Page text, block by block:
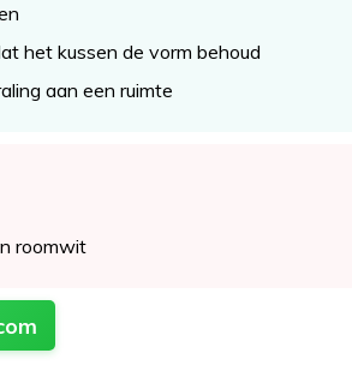
het kussen de vorm behoud
aan een ruimte
roomwit